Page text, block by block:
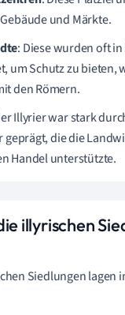
und Märkte.
: Diese wurden oft
um Schutz zu bieten,
den Römern.
Illyrier war stark
die die
Handel unterstützte.
illyrischen
Siedlungen lagen